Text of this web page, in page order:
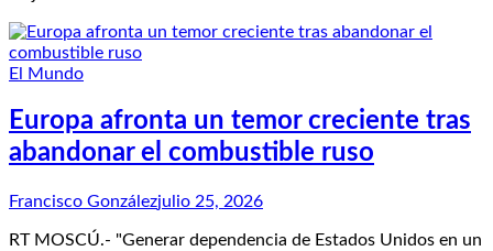
El Mundo
Europa afronta un temor creciente tras
abandonar el combustible ruso
Francisco Gonzálezjulio 25, 2026
RT MOSCÚ.- "Generar dependencia de Estados Unidos en un